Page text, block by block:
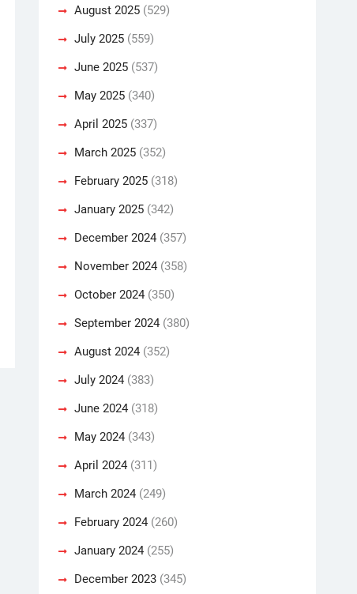
August 2025 (529)
July 2025 (559)
June 2025 (537)
May 2025 (340)
April 2025 (337)
March 2025 (352)
February 2025 (318)
January 2025 (342)
December 2024 (357)
November 2024 (358)
October 2024 (350)
September 2024 (380)
August 2024 (352)
July 2024 (383)
June 2024 (318)
May 2024 (343)
April 2024 (311)
March 2024 (249)
February 2024 (260)
January 2024 (255)
December 2023 (345)